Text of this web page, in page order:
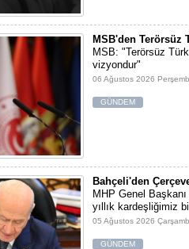
MSB'den Terörsüz
MSB: "Terörsüz
vizyondur"
06 Ağustos 2026
GÜNDEM
Bahçeli'den
MHP Genel
yıllık kardeşliğimiz
05 Ağustos 2026
GÜNDEM